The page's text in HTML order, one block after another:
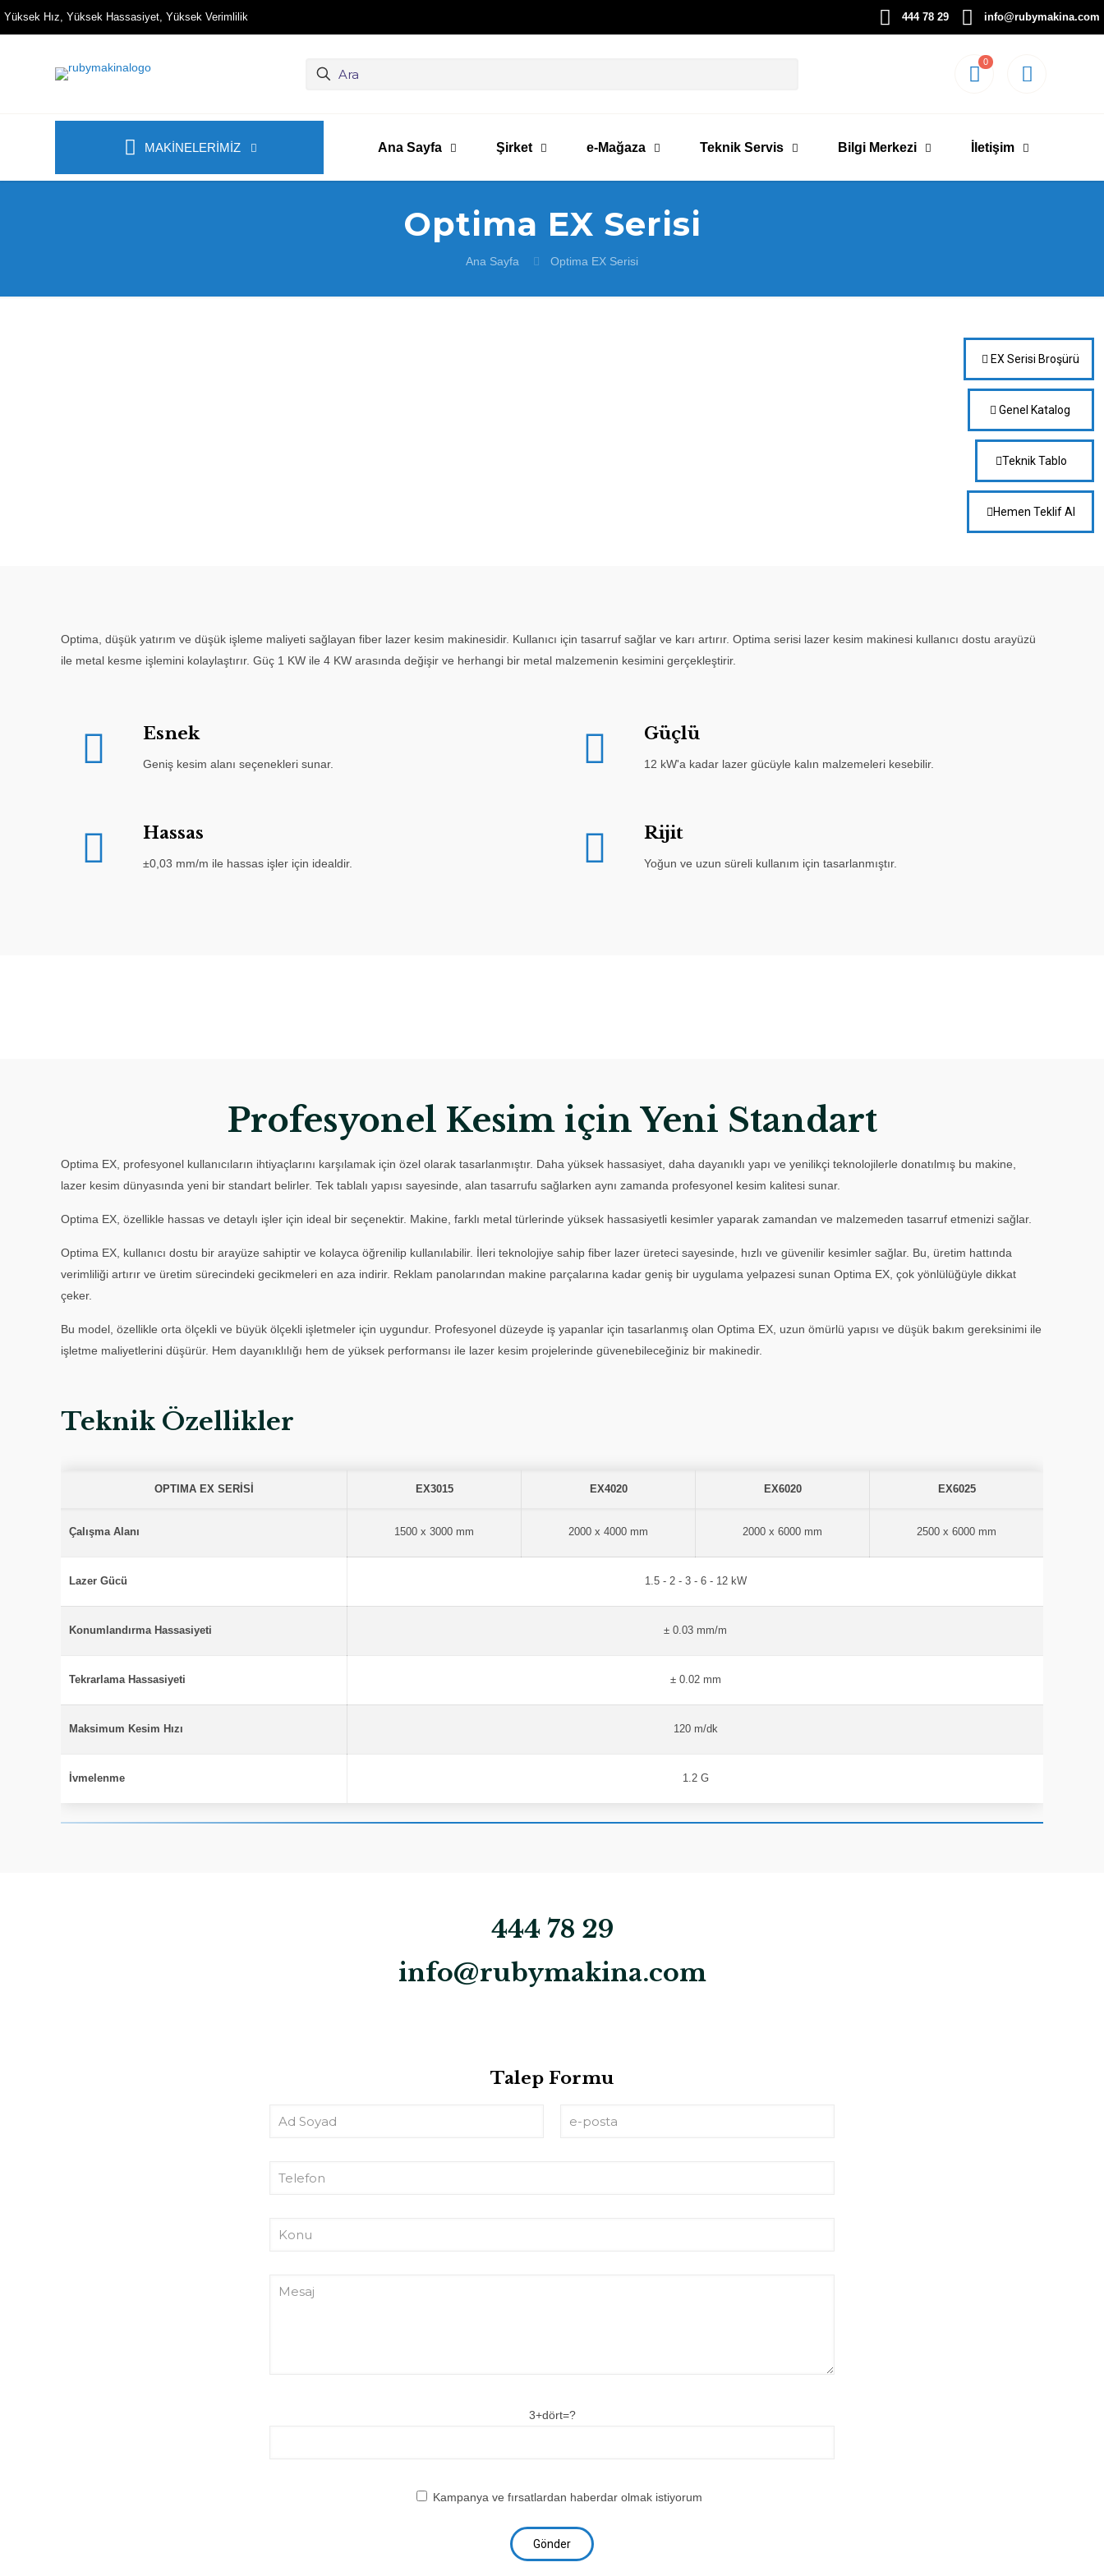
Yüksek Hız, Yüksek Hassasiyet, Yüksek Verimlilik 444 78 29 info@rubymakina.com
0
MAKİNELERİMİZ Ana Sayfa Şirket e-Mağaza Teknik Servis Bilgi Merkezi İletişim
Optima EX Serisi
Ana Sayfa Optima EX Serisi
EX Serisi Broşürü
Genel Katalog
Teknik Tablo
Hemen Teklif Al
Optima, düşük yatırım ve düşük işleme maliyeti sağlayan fiber lazer kesim makinesidir. Kullanıcı için tasarruf sağlar ve karı artırır. Optima serisi lazer kesim makinesi kullanıcı dostu arayüzü
ile metal kesme işlemini kolaylaştırır. Güç 1 KW ile 4 KW arasında değişir ve herhangi bir metal malzemenin kesimini gerçekleştirir.
Esnek
Geniş kesim alanı seçenekleri sunar.
Güçlü
12 kW'a kadar lazer gücüyle kalın malzemeleri kesebilir.
Hassas
±0,03 mm/m ile hassas işler için idealdir.
Rijit
Yoğun ve uzun süreli kullanım için tasarlanmıştır.
Profesyonel Kesim için Yeni Standart
Optima EX, profesyonel kullanıcıların ihtiyaçlarını karşılamak için özel olarak tasarlanmıştır. Daha yüksek hassasiyet, daha dayanıklı yapı ve yenilikçi teknolojilerle donatılmış bu makine,
lazer kesim dünyasında yeni bir standart belirler. Tek tablalı yapısı sayesinde, alan tasarrufu sağlarken aynı zamanda profesyonel kesim kalitesi sunar.
Optima EX, özellikle hassas ve detaylı işler için ideal bir seçenektir. Makine, farklı metal türlerinde yüksek hassasiyetli kesimler yaparak zamandan ve malzemeden tasarruf etmenizi sağlar.
Optima EX, kullanıcı dostu bir arayüze sahiptir ve kolayca öğrenilip kullanılabilir. İleri teknolojiye sahip fiber lazer üreteci sayesinde, hızlı ve güvenilir kesimler sağlar. Bu, üretim hattında
verimliliği artırır ve üretim sürecindeki gecikmeleri en aza indirir. Reklam panolarından makine parçalarına kadar geniş bir uygulama yelpazesi sunan Optima EX, çok yönlülüğüyle dikkat
çeker.
Bu model, özellikle orta ölçekli ve büyük ölçekli işletmeler için uygundur. Profesyonel düzeyde iş yapanlar için tasarlanmış olan Optima EX, uzun ömürlü yapısı ve düşük bakım gereksinimi ile
işletme maliyetlerini düşürür. Hem dayanıklılığı hem de yüksek performansı ile lazer kesim projelerinde güvenebileceğiniz bir makinedir.
Teknik Özellikler
OPTIMA EX SERİSİ EX3015 EX4020 EX6020 EX6025
Çalışma Alanı 1500 x 3000 mm 2000 x 4000 mm 2000 x 6000 mm 2500 x 6000 mm
Lazer Gücü 1.5 - 2 - 3 - 6 - 12 kW
Konumlandırma Hassasiyeti ± 0.03 mm/m
Tekrarlama Hassasiyeti ± 0.02 mm
Maksimum Kesim Hızı 120 m/dk
İvmelenme 1.2 G
444 78 29
info@rubymakina.com
Talep Formu
3+dört=?
Kampanya ve fırsatlardan haberdar olmak istiyorum